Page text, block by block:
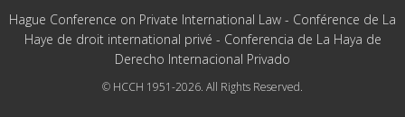
Hague Conference on Private International Law - Conférence de La
Haye de droit international privé - Conferencia de La Haya de
Derecho Internacional Privado
© HCCH 1951-2026. All Rights Reserved.